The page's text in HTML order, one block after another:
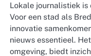
Lokale journalistiek is
Voor een stad als
innovatie
nieuws essentieel.
omgeving, biedt